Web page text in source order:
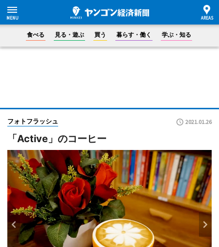
食べる 見る・遊ぶ 買う 暮らす・働く 学ぶ・知る
フォトフラッシュ 2021.01.26
「Active」のコーヒー